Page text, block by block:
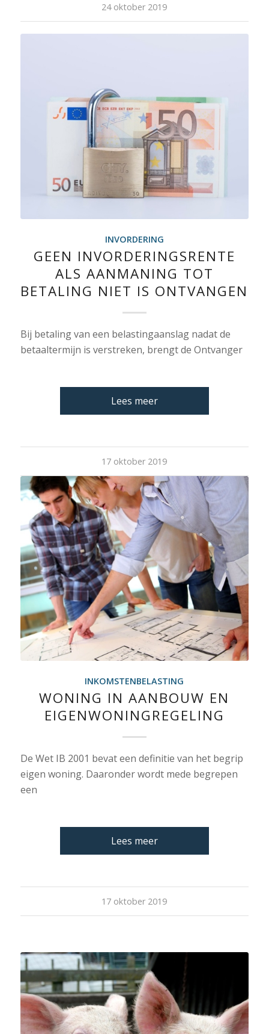
24 oktober 2019
INVORDERING
GEEN INVORDERINGSRENTE
ALS AANMANING TOT
BETALING NIET IS ONTVANGEN
Bij betaling van een belastingaanslag nadat de
betaaltermijn is verstreken, brengt de Ontvanger
Lees meer
17 oktober 2019
INKOMSTENBELASTING
WONING IN AANBOUW EN
EIGENWONINGREGELING
De Wet IB 2001 bevat een definitie van het begrip
eigen woning. Daaronder wordt mede begrepen
een
Lees meer
17 oktober 2019